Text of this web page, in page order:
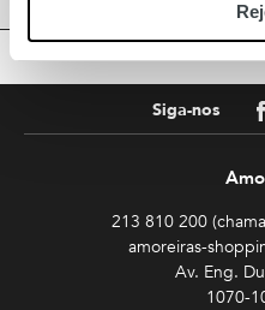
Siga-nos
213 810 200
amoreiras-
Av. Eng.
1070-